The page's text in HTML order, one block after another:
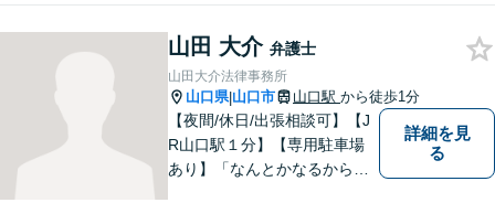
い！
山田 大介 弁護士
山田大介法律事務所
山口県|山口市 山口駅 から徒歩1分
【夜間/休日/出張相談可】【J
R山口駅１分】【専用駐車場
あり】「なんとかなるから大
詳細を見
る